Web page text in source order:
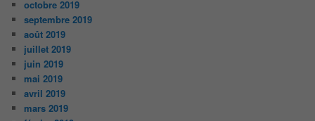
octobre 2019
septembre 2019
août 2019
juillet 2019
juin 2019
mai 2019
avril 2019
mars 2019